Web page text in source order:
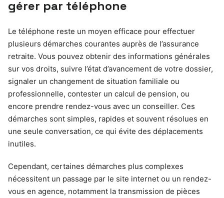
gérer par téléphone
Le téléphone reste un moyen efficace pour effectuer
plusieurs démarches courantes auprès de l’assurance
retraite. Vous pouvez obtenir des informations générales
sur vos droits, suivre l’état d’avancement de votre dossier,
signaler un changement de situation familiale ou
professionnelle, contester un calcul de pension, ou
encore prendre rendez-vous avec un conseiller. Ces
démarches sont simples, rapides et souvent résolues en
une seule conversation, ce qui évite des déplacements
inutiles.
Cependant, certaines démarches plus complexes
nécessitent un passage par le site internet ou un rendez-
vous en agence, notamment la transmission de pièces